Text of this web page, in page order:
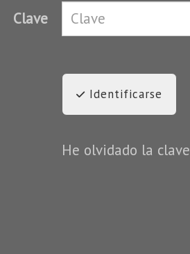
Clave
Identificarse
He olvidado la clave